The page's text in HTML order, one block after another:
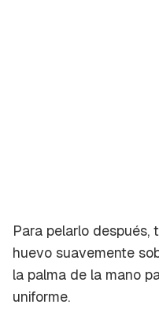
Para pelarlo
huevo suavemente
la palma de la mano
uniforme.